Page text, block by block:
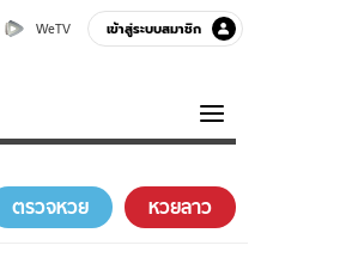
WeTV เข้าสู่ระบบสมาชิก
ความรู้รอบตัว
ฮาวทู
ตรวจหวย หวยลาว